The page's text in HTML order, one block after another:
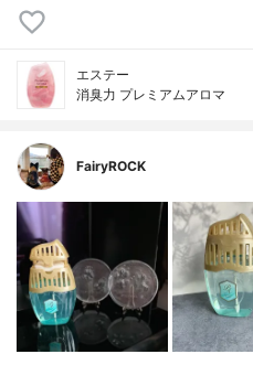
エステー
消臭力 プレミアムアロマ
FairyROCK